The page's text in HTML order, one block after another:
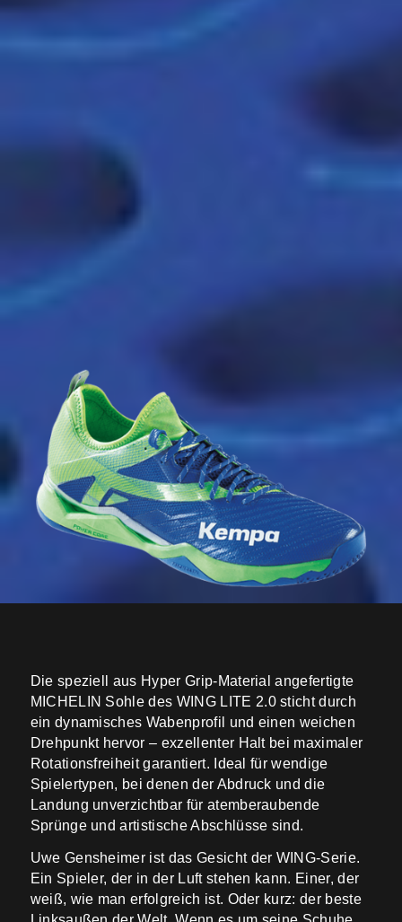
Die speziell aus Hyper Grip-Material angefertigte
MICHELIN Sohle des WING LITE 2.0 sticht durch
ein dynamisches Wabenprofil und einen weichen
Drehpunkt hervor – exzellenter Halt bei maximaler
Rotationsfreiheit garantiert. Ideal für wendige
Spielertypen, bei denen der Abdruck und die
Landung unverzichtbar für atemberaubende
Sprünge und artistische Abschlüsse sind.
Uwe Gensheimer ist das Gesicht der WING-Serie.
Ein Spieler, der in der Luft stehen kann. Einer, der
weiß, wie man erfolgreich ist. Oder kurz: der beste